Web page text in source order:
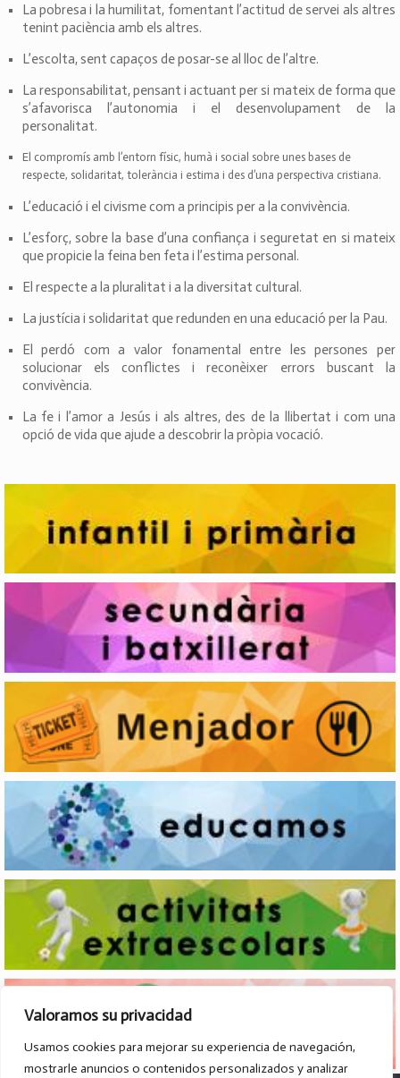
Valoramos su privacidad
Usamos cookies para mejorar su experiencia de navegación,
mostrarle anuncios o contenidos personalizados y analizar
La pobresa i la humilitat, fomentant l’actitud de servei als altres
tenint paciència amb els altres.
L’escolta, sent capaços de posar-se al lloc de l’altre.
La responsabilitat, pensant i actuant per si mateix de forma que
s’afavorisca l’autonomia i el desenvolupament de la
personalitat.
El compromís amb l’entorn físic, humà i social sobre unes bases de
respecte, solidaritat, tolerància i estima i des d’una perspectiva cristiana.
L’educació i el civisme com a principis per a la convivència.
L’esforç, sobre la base d’una confiança i seguretat en si mateix
que propicie la feina ben feta i l’estima personal.
El respecte a la pluralitat i a la diversitat cultural.
La justícia i solidaritat que redunden en una educació per la Pau.
El perdó com a valor fonamental entre les persones per
solucionar els conflictes i reconèixer errors buscant la
convivència.
La fe i l’amor a Jesús i als altres, des de la llibertat i com una
opció de vida que ajude a descobrir la pròpia vocació.